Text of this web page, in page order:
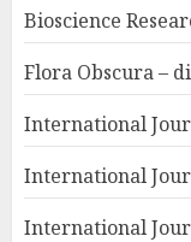
Bioscience
Flora Obscura –
International
International
International